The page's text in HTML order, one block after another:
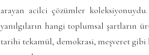
arayan acilci çözümler
yanılgıların hangi toplumsal
tarihi tekamül, demokrasi, meşveret